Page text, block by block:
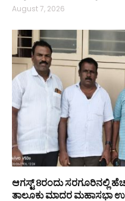
August 7, 2026
ಆಗಸ್ಟ್ 8ರಂದು ಸರಗೂರಿನಲ್ಲಿ
ತಾಲೂಕು ಮಾದರ ಮಹಾಸಭಾ